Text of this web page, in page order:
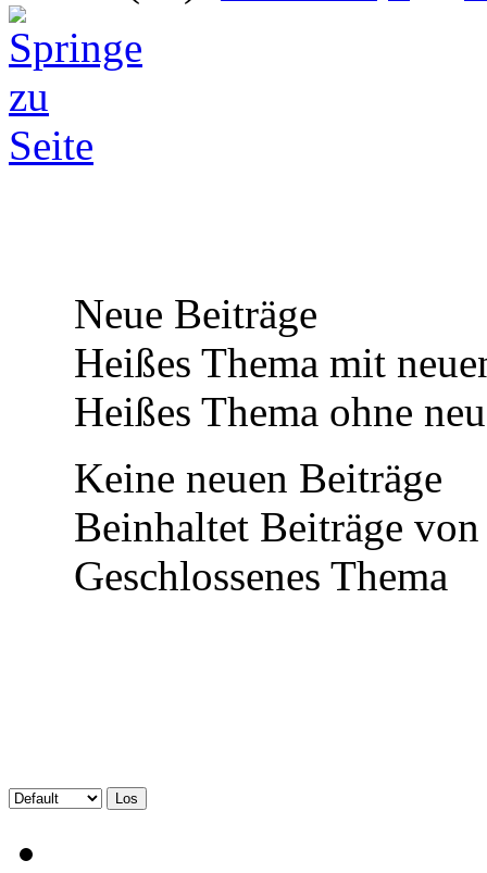
Neue Beiträge
Heißes Thema mit
Heißes Thema ohne
Keine neuen Beiträge
Beinhaltet Beiträge
Geschlossenes Thema